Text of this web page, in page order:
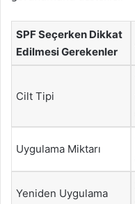
SPF Seçerken Dikkat
Edilmesi Gerekenler
Cilt Tipi
Uygulama Miktarı
Yeniden Uygulama